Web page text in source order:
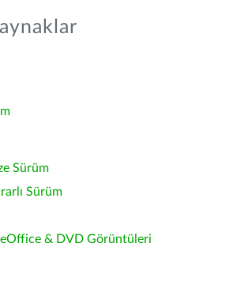
Sürüm
Sürüm
& DVD Görüntüleri